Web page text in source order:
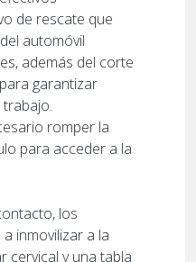
de rescate que
automóvil
además del corte
garantizar
romper la
para acceder a la
los
inmovilizar a la
cervical y una tabla